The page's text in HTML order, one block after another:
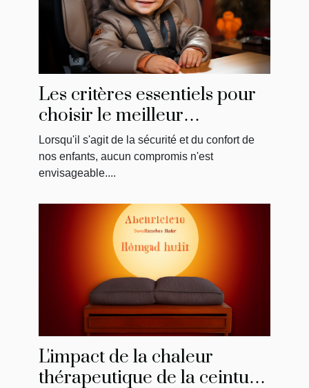
Les critères essentiels pour
choisir le meilleur
réhausseur de chaise pour
votre enfant
Lorsqu'il s'agit de la sécurité et du confort de
nos enfants, aucun compromis n'est
envisageable....
L'impact de la chaleur
thérapeutique de la ceinture